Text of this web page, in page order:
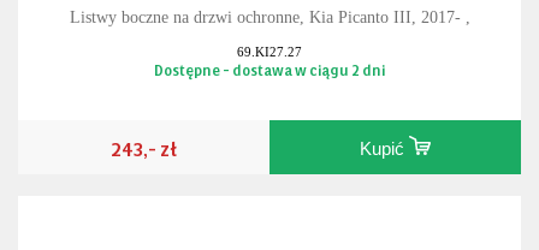
Listwy boczne na drzwi ochronne, Kia Picanto III, 2017- ,
69.KI27.27
Dostępne - dostawa w ciągu 2 dni
243,- zł Kupić